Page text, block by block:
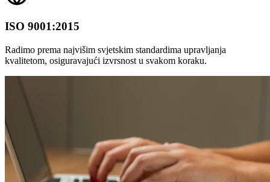
ISO 9001:2015
Radimo prema najvišim svjetskim standardima upravljanja
kvalitetom, osiguravajući izvrsnost u svakom koraku.